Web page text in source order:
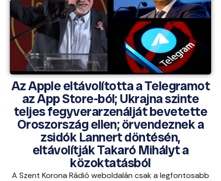
Az Apple eltávolította a Telegramot
az App Store-ból; Ukrajna szinte
teljes fegyverarzenálját bevetette
Oroszország ellen; örvendeznek a
zsidók Lannert döntésén,
eltávolítják Takaró Mihályt a
közoktatásból
A Szent Korona Rádió weboldalán csak a legfontosabb